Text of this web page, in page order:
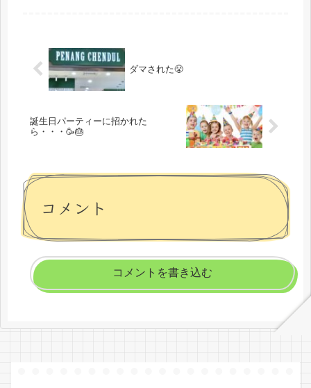
ダマされた😤
誕生日パーティーに招かれた
ら・・・🥳🎂
コメント
コメントを書き込む